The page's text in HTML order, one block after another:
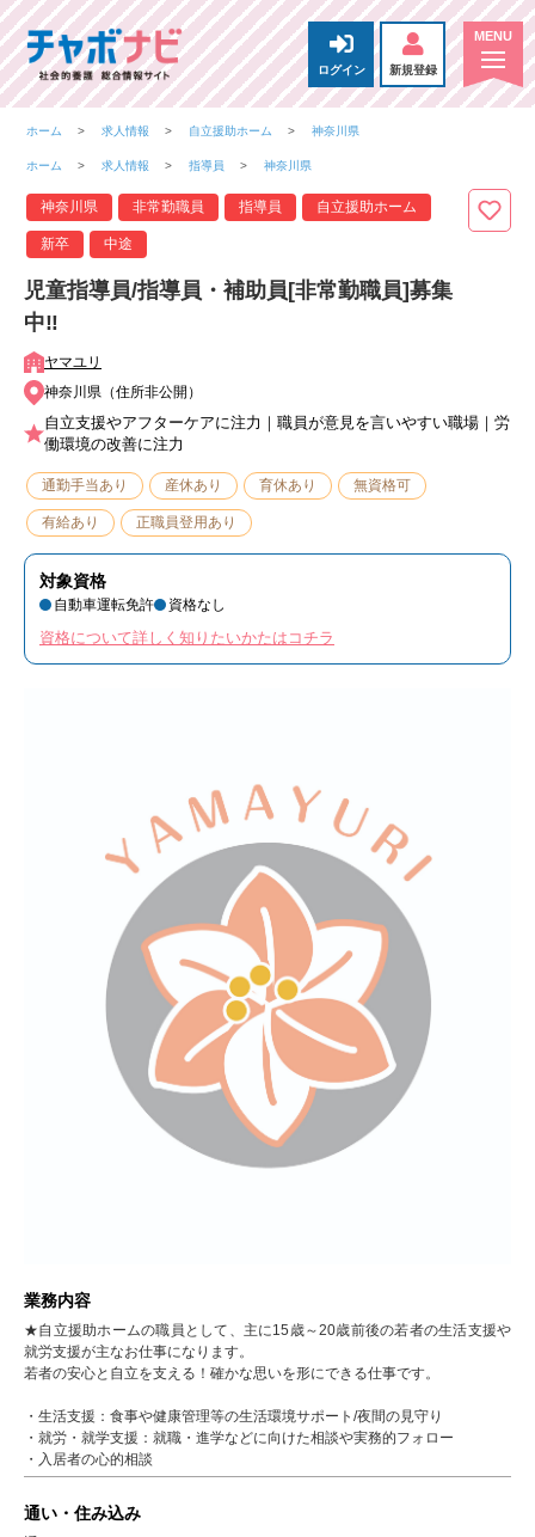
ログイン 新規登録
ホーム 求人情報 自立援助ホーム 神奈川県
ホーム 求人情報 指導員 神奈川県
神奈川県 非常勤職員 指導員 自立援助ホーム
新卒 中途
児童指導員/指導員・補助員[非常勤職員]募集
中‼
ヤマユリ
神奈川県（住所非公開）
自立支援やアフターケアに注力｜職員が意見を言いやすい職場｜労
働環境の改善に注力
通勤手当あり 産休あり 育休あり 無資格可
有給あり 正職員登用あり
対象資格
自動車運転免許 資格なし
資格について詳しく知りたいかたはコチラ
業務内容
★自立援助ホームの職員として、主に15歳～20歳前後の若者の生活支援や
就労支援が主なお仕事になります。
若者の安心と自立を支える！確かな思いを形にできる仕事です。
・生活支援：食事や健康管理等の生活環境サポート/夜間の見守り
・就労・就学支援：就職・進学などに向けた相談や実務的フォロー
・入居者の心的相談
通い・住み込み